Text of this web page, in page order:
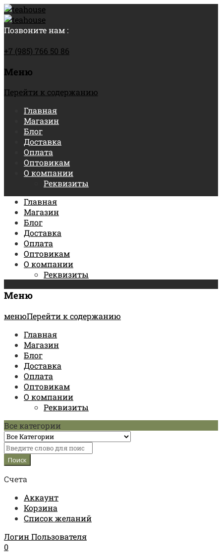
Позвоните нам :
+7 (985) 766 50 86
Меню
Перейти к содержанию
Главная
Магазин
Блог
Доставка
Оплата
Оптовикам
О компании
Реквизиты
Главная
Магазин
Блог
Доставка
Оплата
Оптовикам
О компании
Реквизиты
Меню
менюПерейти к содержанию
Главная
Магазин
Блог
Доставка
Оплата
Оптовикам
О компании
Реквизиты
Все категории
Счета
Аккаунт
Корзина
Список желаний
Логин Пользователя
0